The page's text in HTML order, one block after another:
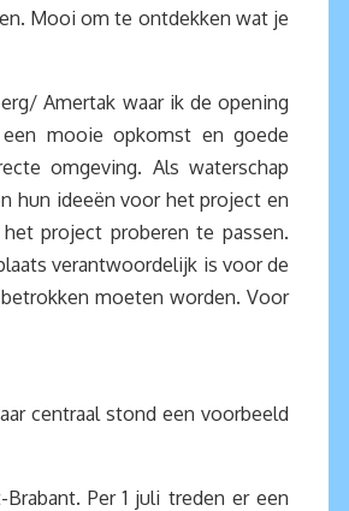
Mooi om te ontdekken wat je
Amertak waar ik de opening
mooie opkomst en goede
omgeving. Als waterschap
hun ideeën voor het project en
project proberen te passen.
verantwoordelijk is voor de
moeten worden. Voor
centraal stond een voorbeeld
Per 1 juli treden er een